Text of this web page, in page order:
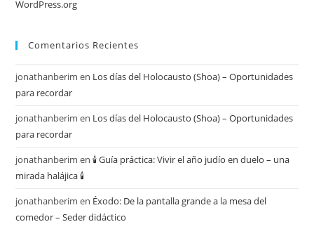
WordPress.org
Comentarios Recientes
jonathanberim en Los días del Holocausto (Shoa) – Oportunidades
para recordar
jonathanberim en Los días del Holocausto (Shoa) – Oportunidades
para recordar
jonathanberim en🕯️ Guía práctica: Vivir el año judío en duelo – una
mirada halájica 🕯️
jonathanberim en Éxodo: De la pantalla grande a la mesa del
comedor – Seder didáctico